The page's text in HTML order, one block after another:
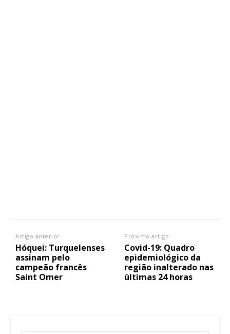
Artigo anterior
Hóquei: Turquelenses
assinam pelo
campeão francês
Saint Omer
Próximo artigo
Covid-19: Quadro
epidemiológico da
região inalterado nas
últimas 24 horas